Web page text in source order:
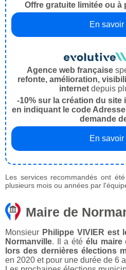
Offre gratuite limitée ou à
En savoir
Agence web française
refonte, amélioration,
internet depuis
-10% sur la création du site
en indiquant le code
demande
En savoir
Les services recommandés ont
plusieurs mois ou années par
Maire de
Monsieur Philippe VIVIER est
Normanville. Il a été élu maire
lors des dernières élections
en 2020 et pour une durée de 6